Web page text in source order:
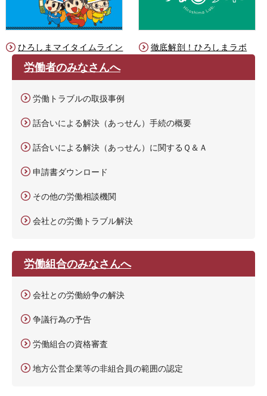
ひろしまマイタイムライン 徹底解剖！ひろしまラボ
労働者のみなさんへ
労働トラブルの取扱事例
話合いによる解決（あっせん）手続の概要
話合いによる解決（あっせん）に関するＱ＆Ａ
申請書ダウンロード
その他の労働相談機関
会社との労働トラブル解決
労働組合のみなさんへ
会社との労働紛争の解決
争議行為の予告
労働組合の資格審査
地方公営企業等の非組合員の範囲の認定